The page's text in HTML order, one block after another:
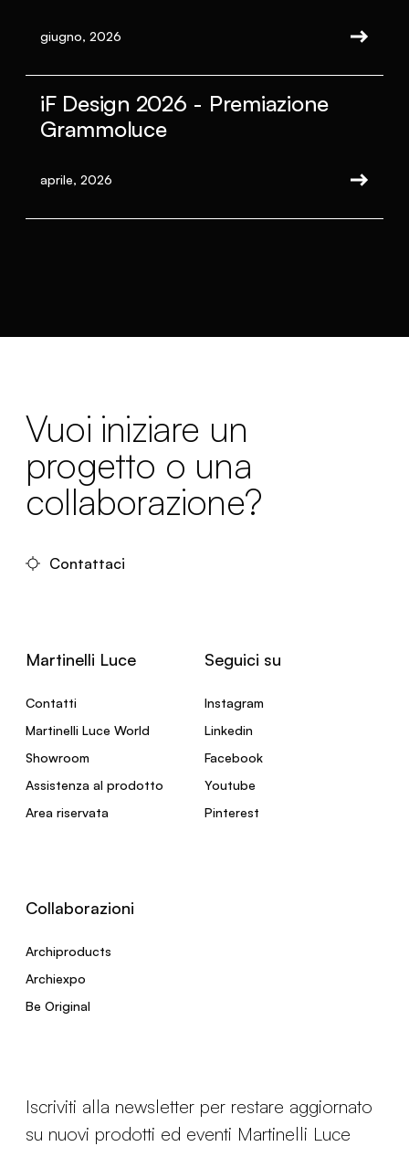
giugno, 2026
iF Design 2026 - Premiazione
Grammoluce
aprile, 2026
Vuoi iniziare un
progetto o una
collaborazione?
Contattaci
Martinelli Luce
Contatti
Martinelli Luce World
Showroom
Assistenza al prodotto
Area riservata
Seguici su
Instagram
Linkedin
Facebook
Youtube
Pinterest
Collaborazioni
Archiproducts
Archiexpo
Be Original
Iscriviti alla newsletter per restare aggiornato
su nuovi prodotti ed eventi Martinelli Luce